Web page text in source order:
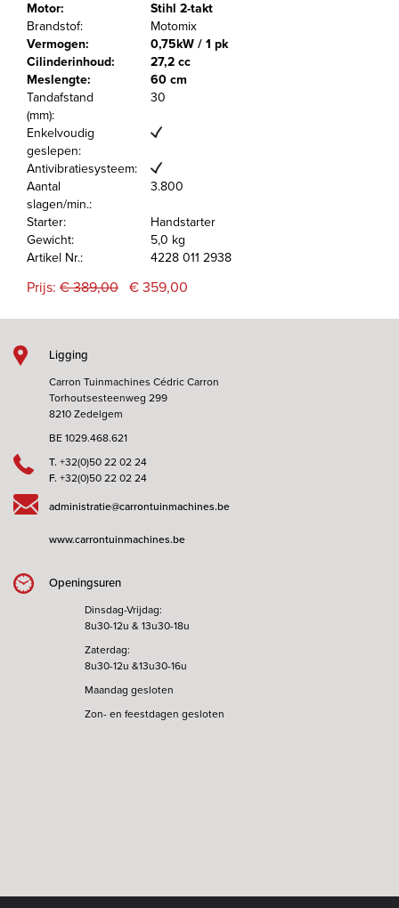
Motor:
Stihl 2-takt
Brandstof:
Motomix
Vermogen:
0,75kW / 1 pk
Cilinderinhoud:
27,2 cc
Meslengte:
60 cm
Tandafstand
(mm):
30
Enkelvoudig
geslepen:
Antivibratiesysteem:
Aantal
slagen/min.:
3.800
Starter:
Handstarter
Gewicht:
5,0 kg
Artikel Nr.:
4228 011 2938
Prijs: € 389,00 € 359,00
Ligging
Carron Tuinmachines Cédric Carron
Torhoutsesteenweg 299
8210 Zedelgem
BE 1029.468.621
T. +32(0)50 22 02 24
F. +32(0)50 22 02 24
administratie@carrontuinmachines.be
www.carrontuinmachines.be
Openingsuren
Dinsdag-Vrijdag:
8u30-12u & 13u30-18u
Zaterdag:
8u30-12u &13u30-16u
Maandag gesloten
Zon- en feestdagen gesloten